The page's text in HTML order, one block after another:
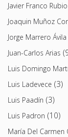
Javier Franco Rubio
Joaquin Muñoz
Jorge Marrero Ávila
Juan-Carlos Arias
Luis Domingo
Luis Ladevece (3)
Luis Paadín (3)
Luis Padron (10)
María Del Carmen